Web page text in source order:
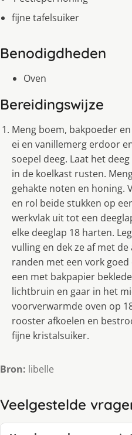
fijne tafelsuiker
Benodigdheden
Oven
Bereidingswijze
Meng boem, bakpoeder
ei en vanillemerg erdoor
soepel deeg. Laat het
in de koelkast rusten.
gehakte noten en honing.
en rol beide stukken op
werkvlak uit tot een
elke deeglap 18 harten.
vulling en dek ze af met
randen met een vork
een met bakpapier
lichtbruin en gaar in het
voorverwarmde oven op
rooster afkoelen en
fijne kristalsuiker.
Bron: libelle
Veelgestelde